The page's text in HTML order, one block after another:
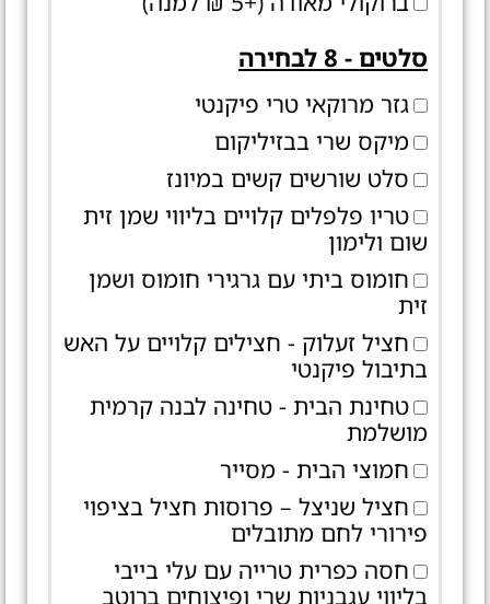
סלטים - 8 לבחירה
גזר מרוקאי טרי פיקנטי
מיקס שרי בבזיליקום
סלט שורשים קשים במיונז
טריו פלפלים קלויים בליווי שמן זית
שום ולימון
חומוס ביתי עם גרגירי חומוס ושמן
זית
חציל זעלוק - חצילים קלויים על האש
בתיבול פיקנטי
טחינת הבית - טחינה לבנה קרמית
מושלמת
חמוצי הבית - מסייר
חציל שניצל – פרוסות חציל בציפוי
פירורי לחם מתובלים
חסה כפרית טרייה עם עלי בייבי
בליווי עגבניות שרי ופיצוחים ברוטב